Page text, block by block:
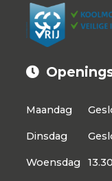
Maandag
Dinsdag
Woensdag